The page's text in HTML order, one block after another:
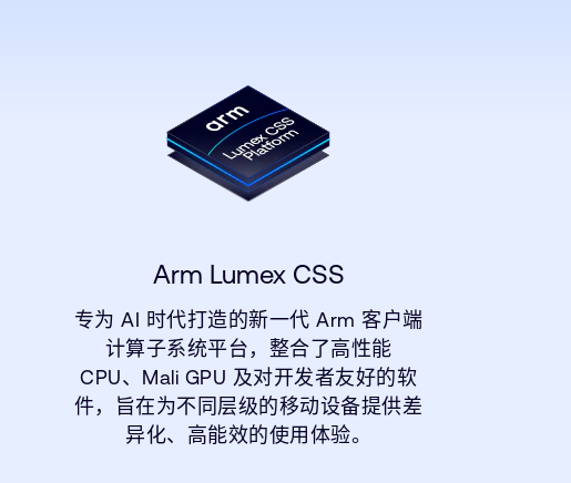
Arm Lumex CSS
专为 AI 时代打造的新一代 Arm 客户端
计算子系统平台，整合了高性能
CPU、Mali GPU 及对开发者友好的软
件，旨在为不同层级的移动设备提供差
异化、高能效的使用体验。